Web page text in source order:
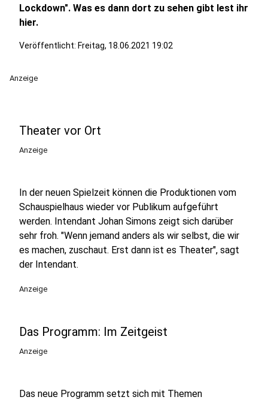
Lockdown". Was es dann dort zu sehen gibt lest ihr
hier.
Veröffentlicht: Freitag, 18.06.2021 19:02
Anzeige
Theater vor Ort
Anzeige
In der neuen Spielzeit können die Produktionen vom
Schauspielhaus wieder vor Publikum aufgeführt
werden. Intendant Johan Simons zeigt sich darüber
sehr froh. "Wenn jemand anders als wir selbst, die wir
es machen, zuschaut. Erst dann ist es Theater", sagt
der Intendant.
Anzeige
Das Programm: Im Zeitgeist
Anzeige
Das neue Programm setzt sich mit Themen